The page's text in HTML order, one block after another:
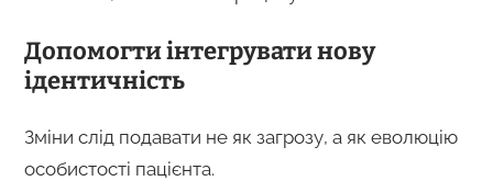
Допомогти інтегрувати нову
ідентичність
Зміни слід подавати не як загрозу, а як еволюцію
особистості пацієнта.